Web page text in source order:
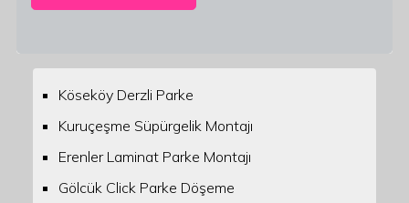
Köseköy Derzli Parke
Kuruçeşme Süpürgelik Montajı
Erenler Laminat Parke Montajı
Gölcük Click Parke Döşeme